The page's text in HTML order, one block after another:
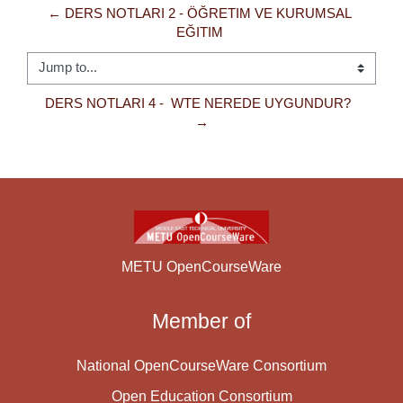
← DERS NOTLARI 2 - ÖĞRETIM VE KURUMSAL
EĞITIM
Jump to...
DERS NOTLARI 4 -  WTE NEREDE UYGUNDUR?
→
METU OpenCourseWare
Member of
National OpenCourseWare Consortium
Open Education Consortium